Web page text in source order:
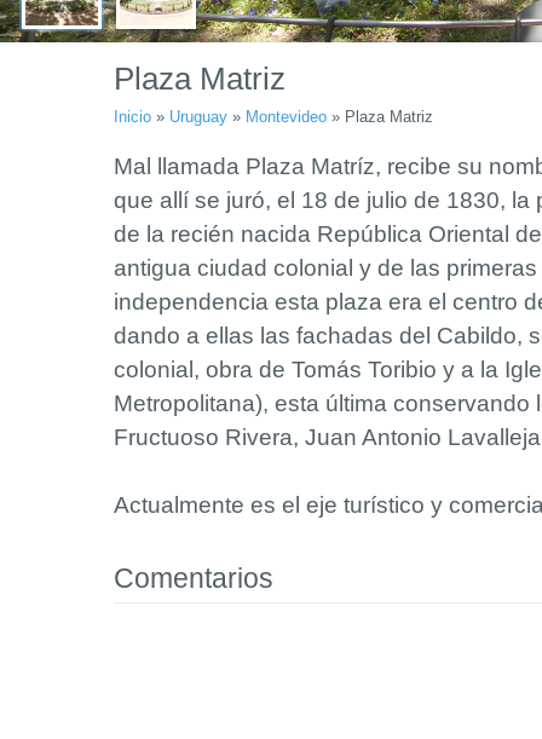
Plaza Matriz
Inicio » Uruguay » Montevideo » Plaza Matriz
Mal llamada Plaza Matríz, recibe su
que allí se juró, el 18 de julio de 1830, la
de la recién nacida República Oriental
antigua ciudad colonial y de las
independencia esta plaza era el centro
dando a ellas las fachadas del Cabildo,
colonial, obra de Tomás Toribio y a la
Metropolitana), esta última conservando
Fructuoso Rivera, Juan Antonio
Actualmente es el eje turístico y
Comentarios